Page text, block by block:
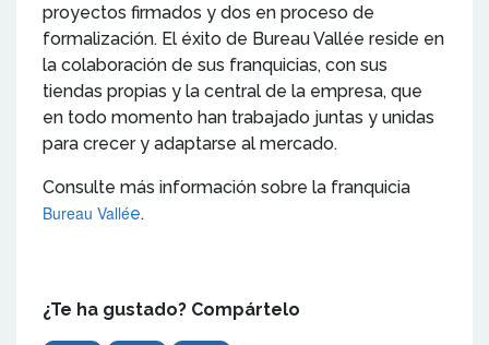
proyectos firmados y dos en proceso de
formalización. El éxito de Bureau Vallée reside en
la colaboración de sus franquicias, con sus
tiendas propias y la central de la empresa, que
en todo momento han trabajado juntas y unidas
para crecer y adaptarse al mercado.
Consulte más información sobre la franquicia
Bureau Vallée.
¿Te ha gustado? Compártelo